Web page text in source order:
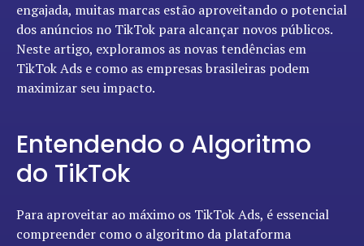
engajada, muitas marcas estão aproveitando o potencial
dos anúncios no TikTok para alcançar novos públicos.
Neste artigo, exploramos as novas tendências em
TikTok Ads e como as empresas brasileiras podem
maximizar seu impacto.
Entendendo o Algoritmo
do TikTok
Para aproveitar ao máximo os TikTok Ads, é essencial
compreender como o algoritmo da plataforma